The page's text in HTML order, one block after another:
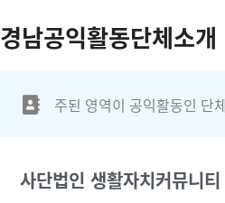
경남공익활동단체소개
주된 영역이 공익활동인 단
사단법인 생활자치커뮤니